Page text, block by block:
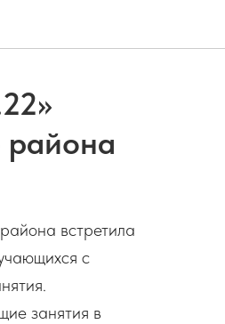
района
встретила
с
занятия в